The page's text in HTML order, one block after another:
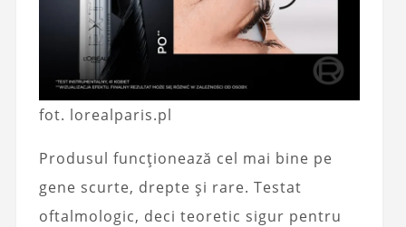
fot. lorealparis.pl
Produsul funcționează cel mai bine pe
gene scurte, drepte și rare. Testat
oftalmologic, deci teoretic sigur pentru